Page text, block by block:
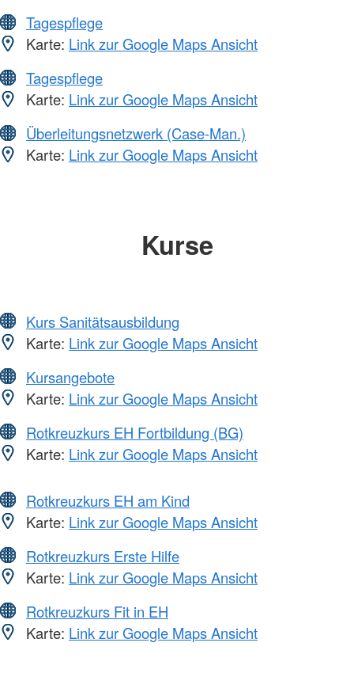
Tagespflege
Karte: Link zur Google Maps Ansicht
Tagespflege
Karte: Link zur Google Maps Ansicht
Überleitungsnetzwerk (Case-Man.)
Karte: Link zur Google Maps Ansicht
Kurse
Kurs Sanitätsausbildung
Karte: Link zur Google Maps Ansicht
Kursangebote
Karte: Link zur Google Maps Ansicht
Rotkreuzkurs EH Fortbildung (BG)
Karte: Link zur Google Maps Ansicht
Rotkreuzkurs EH am Kind
Karte: Link zur Google Maps Ansicht
Rotkreuzkurs Erste Hilfe
Karte: Link zur Google Maps Ansicht
Rotkreuzkurs Fit in EH
Karte: Link zur Google Maps Ansicht